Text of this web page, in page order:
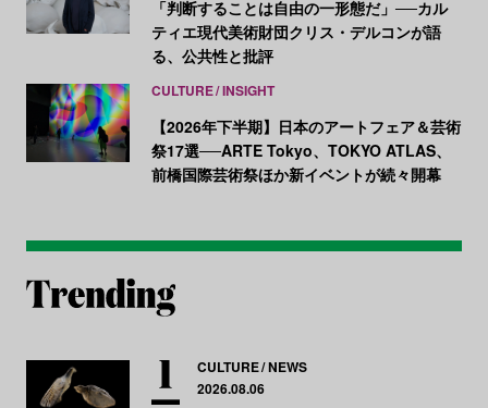
「判断することは自由の一形態だ」──カル
ティエ現代美術財団クリス・デルコンが語
る、公共性と批評
CULTURE INSIGHT
【2026年下半期】日本のアートフェア＆芸術
祭17選──ARTE Tokyo、TOKYO ATLAS、
前橋国際芸術祭ほか新イベントが続々開幕
CULTURE NEWS
2026.08.06